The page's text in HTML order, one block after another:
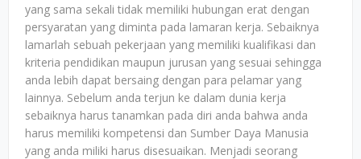
yang sama sekali tidak memiliki hubungan erat dengan
persyaratan yang diminta pada lamaran kerja. Sebaiknya
lamarlah sebuah pekerjaan yang memiliki kualifikasi dan
kriteria pendidikan maupun jurusan yang sesuai sehingga
anda lebih dapat bersaing dengan para pelamar yang
lainnya. Sebelum anda terjun ke dalam dunia kerja
sebaiknya harus tanamkan pada diri anda bahwa anda
harus memiliki kompetensi dan Sumber Daya Manusia
yang anda miliki harus disesuaikan. Menjadi seorang